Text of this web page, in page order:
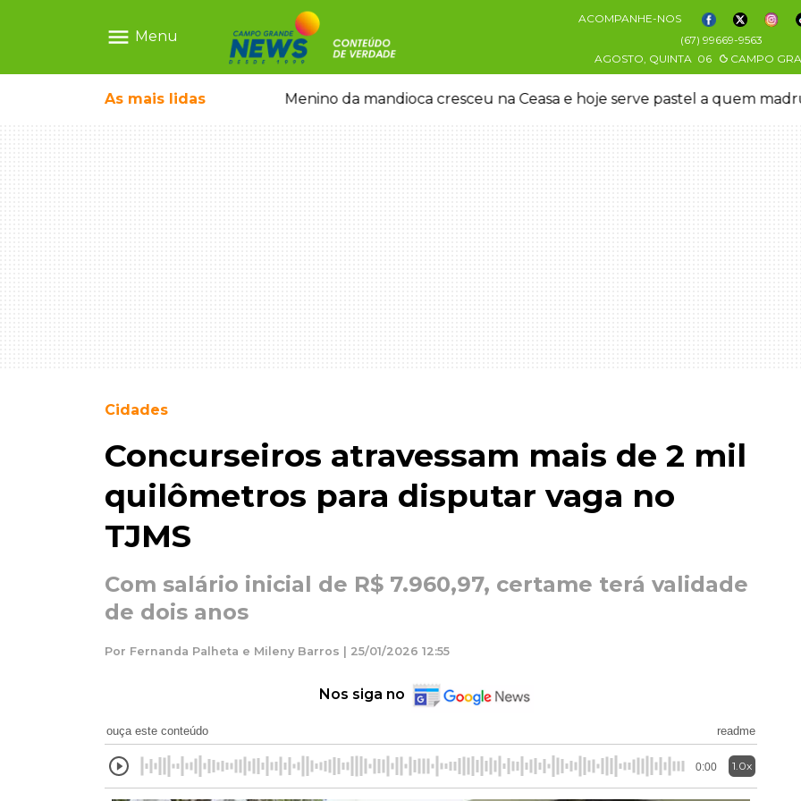
menu Menu
ACOMPANHE-NOS
(67) 99669-9563
AGOSTO, QUINTA 06 CAMPO
As mais lidas
não reconhece o filho queimado Menino da mandioca cresceu na Ceasa e hoje serve pastel a quem
Cidades
Concurseiros atravessam mais de 2 mil
quilômetros para disputar vaga no
TJMS
Com salário inicial de R$ 7.960,97, certame terá validade
de dois anos
Por Fernanda Palheta e Mileny Barros | 25/01/2026 12:55
Nos siga no
ouça este conteúdo readme
0:00 1.0x